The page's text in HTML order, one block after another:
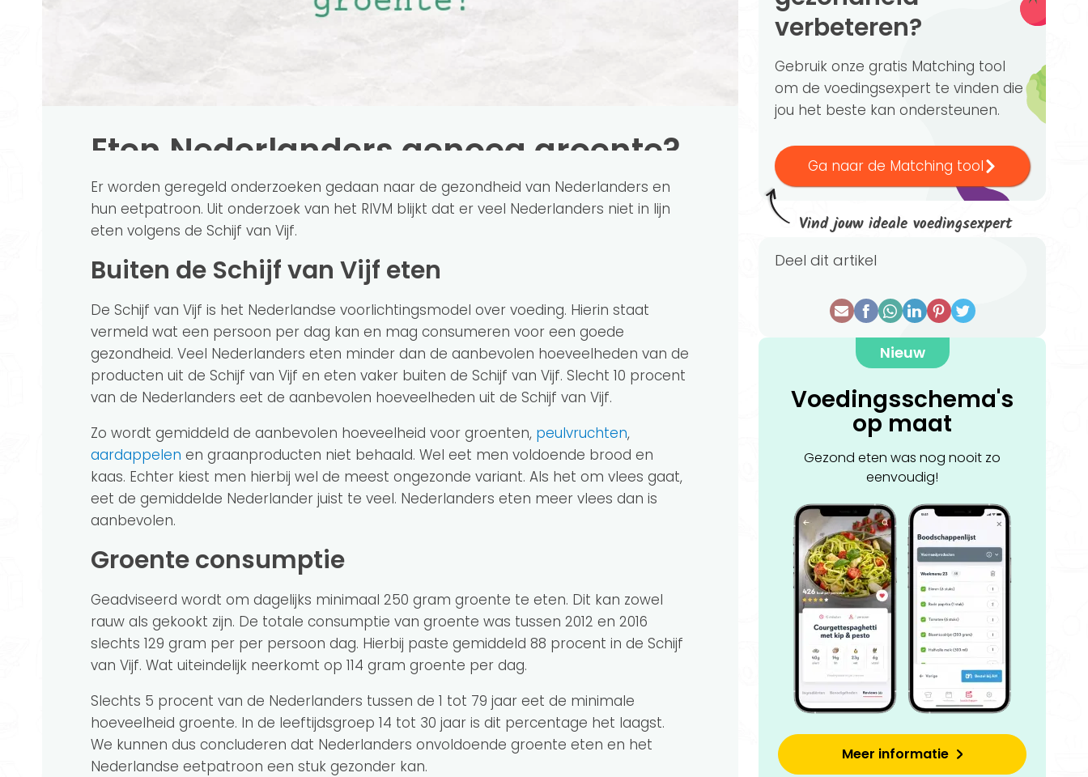
Eten Nederlanders genoeg groente?
Er worden geregeld onderzoeken gedaan naar de gezondheid van Nederlanders en
hun eetpatroon. Uit onderzoek van het RIVM blijkt dat er veel Nederlanders niet in lijn
eten volgens de Schijf van Vijf.
Buiten de Schijf van Vijf eten
De Schijf van Vijf is het Nederlandse voorlichtingsmodel over voeding. Hierin staat
vermeld wat een persoon per dag kan en mag consumeren voor een goede
gezondheid. Veel Nederlanders eten minder dan de aanbevolen hoeveelheden van de
producten uit de Schijf van Vijf en eten vaker buiten de Schijf van Vijf. Slecht 10 procent
van de Nederlanders eet de aanbevolen hoeveelheden uit de Schijf van Vijf.
Zo wordt gemiddeld de aanbevolen hoeveelheid voor groenten, peulvruchten,
aardappelen en graanproducten niet behaald. Wel eet men voldoende brood en
kaas. Echter kiest men hierbij wel de meest ongezonde variant. Als het om vlees gaat,
eet de gemiddelde Nederlander juist te veel. Nederlanders eten meer vlees dan is
aanbevolen.
Groente consumptie
Geadviseerd wordt om dagelijks minimaal 250 gram groente te eten. Dit kan zowel
rauw als gekookt zijn. De totale consumptie van groente was tussen 2012 en 2016
slechts 129 gram per per persoon dag. Hierbij paste gemiddeld 88 procent in de Schijf
van Vijf. Wat uiteindelijk neerkomt op 114 gram groente per dag.
Slechts 5 procent van de Nederlanders tussen de 1 tot 79 jaar eet de minimale
hoeveelheid groente. In de leeftijdsgroep 14 tot 30 jaar is dit percentage het laagst.
We kunnen dus concluderen dat Nederlanders onvoldoende groente eten en het
Nederlandse eetpatroon een stuk gezonder kan.
verbeteren?
Gebruik onze gratis Matching tool
om de voedingsexpert te vinden die
jou het beste kan ondersteunen.
Ga naar de Matching tool
Vind jouw ideale voedingsexpert
Deel dit artikel
Nieuw
Voedingsschema's
op maat
Gezond eten was nog nooit zo
eenvoudig!
Meer informatie